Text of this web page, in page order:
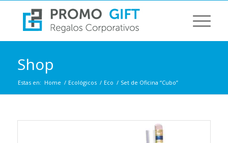
Shop
Estas en: Home / Ecológicos / Eco / Set de Oficina “Cubo”